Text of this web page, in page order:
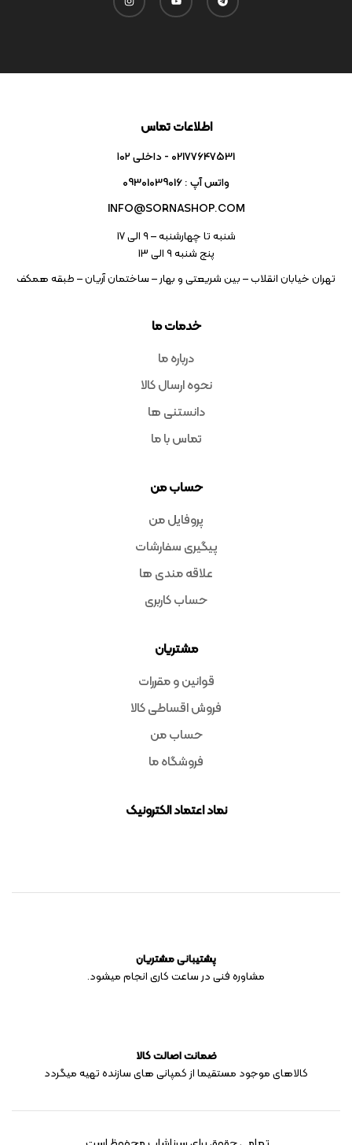
خدمات ما
درباره ما
نحوه ارسال کالا
دانستنی ها
تماس با ما
حساب من
پروفایل من
پیگیری سفارشات
علاقه مندی ها
حساب کاربری
مشتریان
قوانین و مقررات
فروش اقساطی کالا
حساب من
فروشگاه ما
نماد اعتماد الکترونیک
اطلاعات تماس
02177647531 - داخلی ۱۰۲
واتس آپ : 09301039016
INFO@SORNASHOP.COM
شنبه تا چهارشنبه – ۹ الی 17
پنج شنبه ۹ الی 13
تهران خیابان انقلاب – بین شریعتی و بهار – ساختمان آریان – طبقه همکف
پشتیبانی مشتریان
مشاوره فنی در ساعت کاری انجام میشود.
ضمانت اصالت کالا
کالاهای موجود مستقیما از کمپانی های سازنده تهیه میگردد